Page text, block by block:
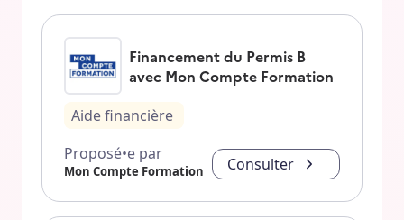
Financement du Permis B
avec Mon Compte Formation
Aide financière
Proposé•e par
Mon Compte Formation Consulter